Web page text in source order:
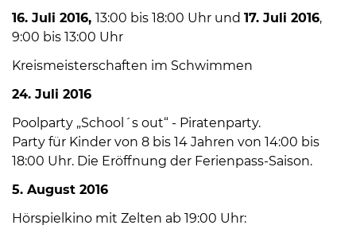
08
Uhr
und
14
16. Juli 2016, 13:00 bis 18:00 Uhr und 17. Juli 2016,
9:00 bis 13:00 Uhr
Kreismeisterschaften im Schwimmen
24. Juli 2016
Poolparty „School´s out“ - Piratenparty.
Party für Kinder von 8 bis 14 Jahren von 14:00 bis
18:00 Uhr. Die Eröffnung der Ferienpass-Saison.
5. August 2016
Hörspielkino mit Zelten ab 19:00 Uhr: